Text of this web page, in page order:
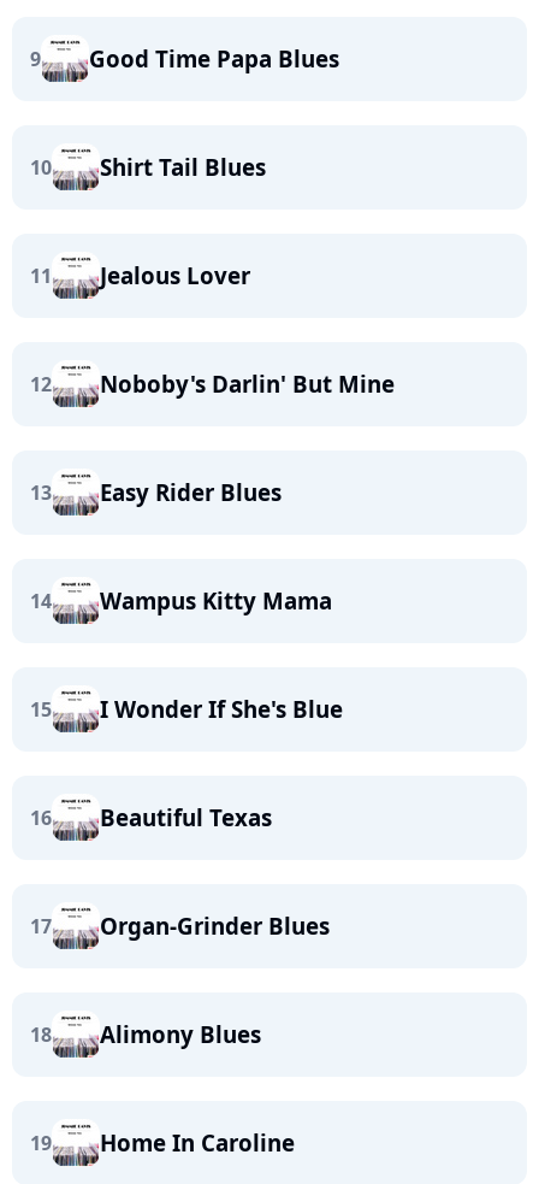
9 Good Time Papa Blues
10 Shirt Tail Blues
11 Jealous Lover
12 Noboby's Darlin' But Mine
13 Easy Rider Blues
14 Wampus Kitty Mama
15 I Wonder If She's Blue
16 Beautiful Texas
17 Organ-Grinder Blues
18 Alimony Blues
19 Home In Caroline